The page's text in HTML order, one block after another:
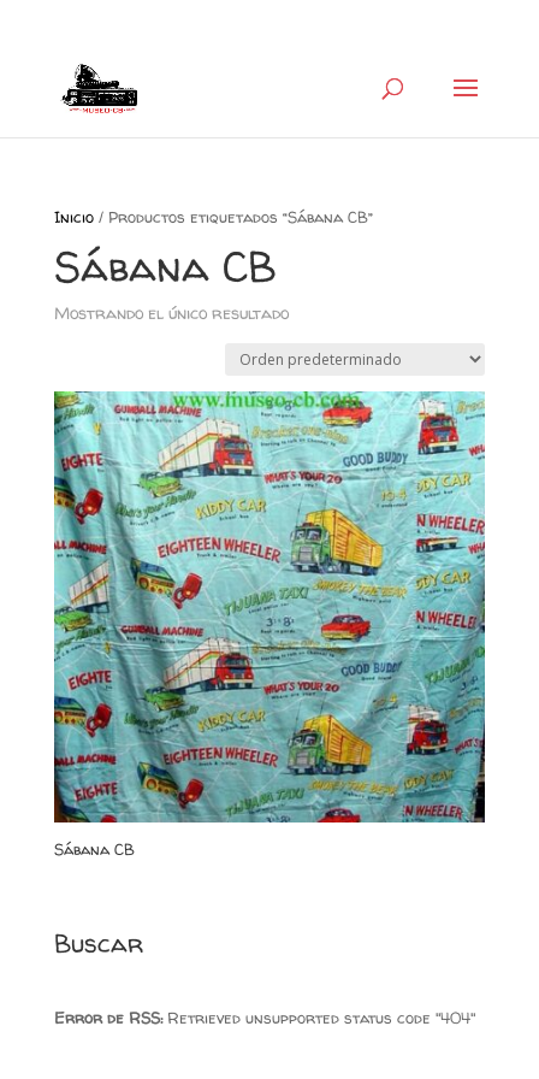
Inicio/ Productos etiquetados “Sábana CB”
Sábana CB
Mostrando el único resultado
Sábana CB
Buscar
Error de RSS:Retrieved unsupported status code "404"